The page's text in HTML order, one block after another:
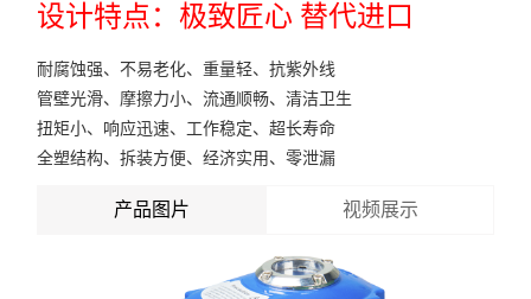
设计特点：极致匠心 替代进口
耐腐蚀强、不易老化、重量轻、抗紫外线
管壁光滑、摩擦力小、流通顺畅、清洁卫生
扭矩小、响应迅速、工作稳定、超长寿命
全塑结构、拆装方便、经济实用、零泄漏
产品图片 视频展示